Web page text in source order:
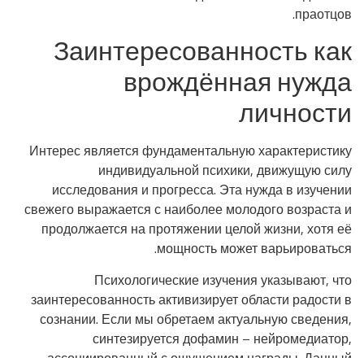
праотцов.
Заинтересованность как
врождённая нужда
личности
Интерес является фундаментальную характеристику
индивидуальной психики, движущую силу
исследования и прогресса. Эта нужда в изучении
свежего выражается с наиболее молодого возраста и
продолжается на протяжении целой жизни, хотя её
мощность может варьироваться.
Психологические изучения указывают, что
заинтересованность активизирует области радости в
сознании. Если мы обретаем актуальную сведения,
синтезируется дофамин – нейромедиатор,